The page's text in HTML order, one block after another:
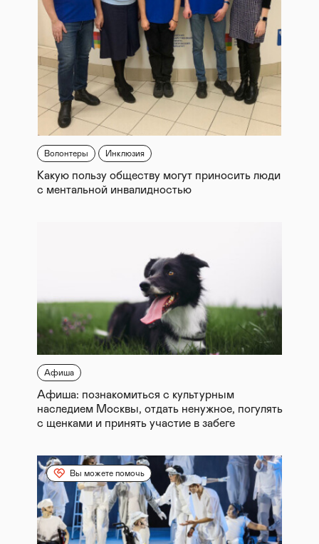
Волонтеры Инклюзия
Какую пользу обществу могут приносить люди
с ментальной инвалидностью
Афиша
Афиша: познакомиться с культурным
наследием Москвы, отдать ненужное, погулять
с щенками и принять участие в забеге
Вы можете помочь